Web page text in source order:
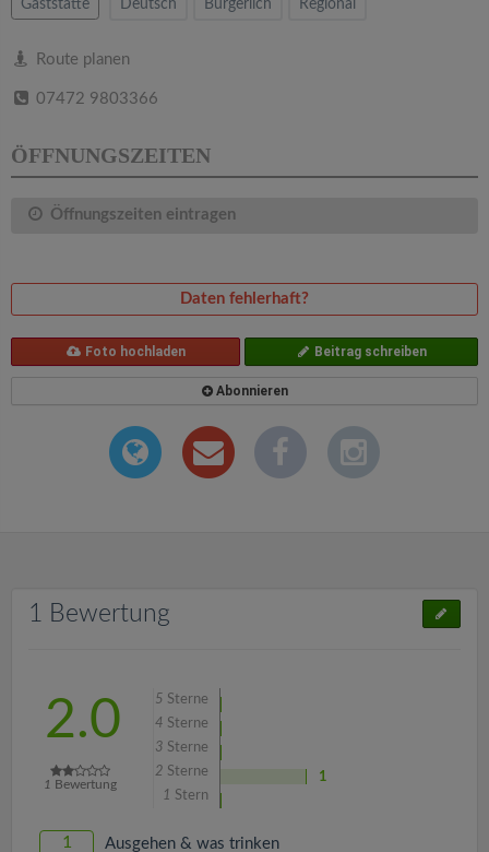
Gaststätte Deutsch Bürgerlich Regional
Route planen
07472 9803366
ÖFFNUNGSZEITEN
Öffnungszeiten eintragen
Daten fehlerhaft?
Foto hochladen Beitrag schreiben
Abonnieren
1 Bewertung
2.0
1 Bewertung
5 Sterne
4 Sterne
3 Sterne
2 Sterne
1
1 Stern
1 Ausgehen & was trinken
i
a